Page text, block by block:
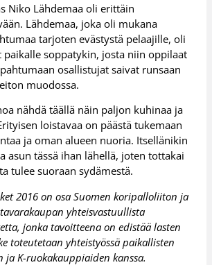
Niko Lähdemaa oli erittäin
Lähdemaa, joka oli mukana
tarjoten evästystä pelaajille, oli
paikalle soppatykin, josta niin oppilaat
osallistujat saivat runsaan
muodossa.
nähdä täällä näin paljon kuhinaa ja
loistavaa on päästä tukemaan
ja oman alueen nuoria. Itsellänikin
asun tässä ihan lähellä, joten tottakai
tulee suoraan sydämestä.
2016 on osa Suomen koripalloliiton ja
yhteisvastuullista
jonka tavoitteena on edistää lasten
toteutetaan yhteistyössä paikallisten
ja K-ruokakauppiaiden kanssa.